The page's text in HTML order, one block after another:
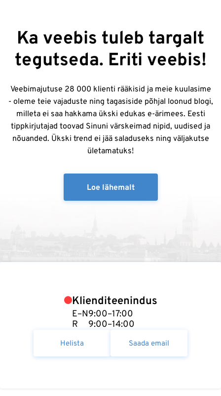
Ka veebis tuleb targalt
tegutseda. Eriti veebis!
Veebimajutuse 28 000 klienti rääkisid ja meie kuulasime
- oleme teie vajaduste ning tagasiside põhjal loonud blogi,
milleta ei saa hakkama ükski edukas e-ärimees. Eesti
tippkirjutajad toovad Sinuni värskeimad nipid, uudised ja
nõuanded. Ükski trend ei jää saladuseks ning väljakutse
ületamatuks!
Loe lähemalt
Klienditeenindus
E–N
R
9:00–17:00
9:00–14:00
Helista Saada email